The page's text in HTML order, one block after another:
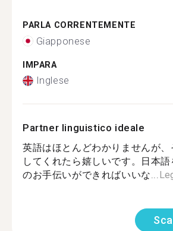
PARLA CORRENTEMENTE
Giapponese
IMPARA
Inglese
Partner linguistico ideale
英語はほとんどわかりませんが
してくれたら嬉しいです。日本
のお手伝いができればいいな...